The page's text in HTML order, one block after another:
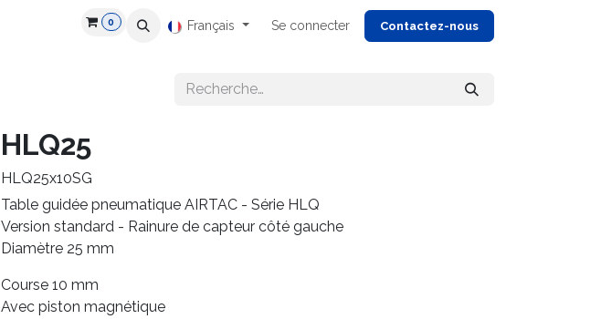
Recrutement Ressources
0 Français Se connecter Contactez-nous
HLQ25
HLQ25x10SG
Table guidée pneumatique AIRTAC - Série HLQ
Version standard - Rainure de capteur côté gauche
Diamètre 25 mm
Course 10 mm
Avec piston magnétique